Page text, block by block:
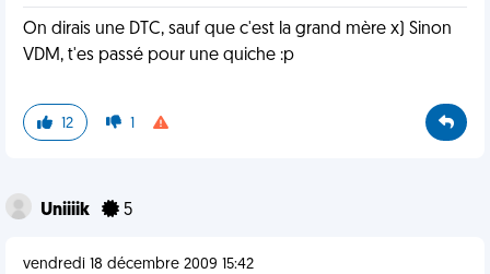
On dirais une DTC, sauf que c'est la grand mère x) Sinon
VDM, t'es passé pour une quiche :p
12 1
Uniiiik 5
vendredi 18 décembre 2009 15:42